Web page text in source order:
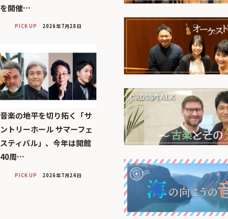
を開催…
PICK UP 2026年7月28日
音楽の地平を切り拓く「サ
ントリーホール サマーフェ
スティバル」、今年は開館
40周…
PICK UP 2026年7月24日